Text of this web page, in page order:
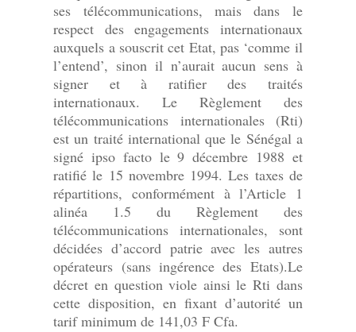
ses télécommunications, mais dans le
respect des engagements internationaux
auxquels a souscrit cet Etat, pas ‘comme il
l’entend’, sinon il n’aurait aucun sens à
signer et à ratifier des traités
internationaux. Le Règlement des
télécommunications internationales (Rti)
est un traité international que le Sénégal a
signé ipso facto le 9 décembre 1988 et
ratifié le 15 novembre 1994. Les taxes de
répartitions, conformément à l’Article 1
alinéa 1.5 du Règlement des
télécommunications internationales, sont
décidées d’accord patrie avec les autres
opérateurs (sans ingérence des Etats).Le
décret en question viole ainsi le Rti dans
cette disposition, en fixant d’autorité un
tarif minimum de 141,03 F Cfa.